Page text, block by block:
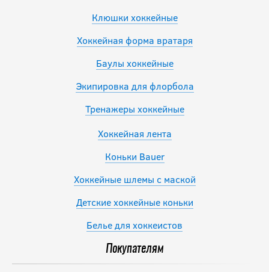
Клюшки хоккейные
Хоккейная форма вратаря
Баулы хоккейные
Экипировка для флорбола
Тренажеры хоккейные
Хоккейная лента
Коньки Bauer
Хоккейные шлемы с маской
Детские хоккейные коньки
Белье для хоккеистов
Покупателям